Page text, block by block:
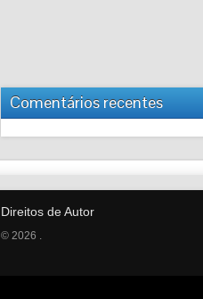
Comentários recentes
Direitos de Autor
© 2026 .